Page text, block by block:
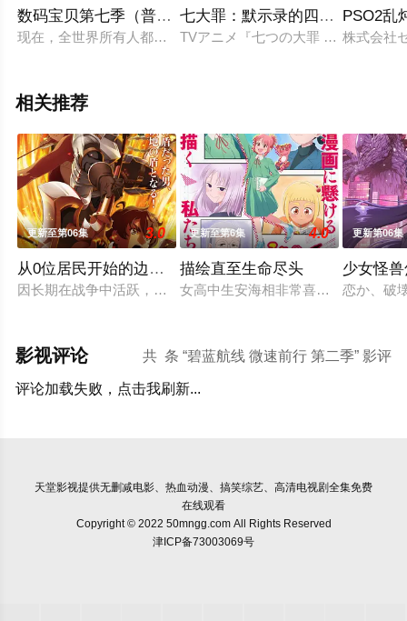
数码宝贝第七季（普通话）
现在，全世界所有人都在使用的智能手机App。那里潜藏着无人
七大罪：默示录的四骑士第二季
TVアニメ『七つの大罪 黙示録の四
PSO2乱
株式会社
相关推荐
更新至第06集 3.0
从0位居民开始的边境领主大人
因长期在战争中活跃，而被称为〝救国英雄〞的男人——迪亚
更新至第6集 4.0
描绘直至生命尽头
女高中生安海相非常喜欢看漫画，尤
更新第06集
少女怪
恋か、破
共 条 “碧蓝航线 微速前行 第二季” 影评
影视评论
评论加载失败，点击我刷新...
天堂影视提供无删减电影、热血动漫、搞笑综艺、高清电视剧全集免费
在线观看
Copyright © 2022 50mngg.com All Rights Reserved
津ICP备73003069号